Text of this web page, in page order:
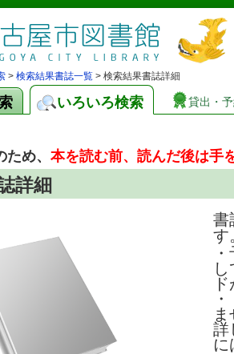
> 検索結果書誌一覧 > 検索結果書誌詳細
いろいろ検索 貸出・
ため、本を読む前、読んだ後は手
詳細
書
す
詳
に